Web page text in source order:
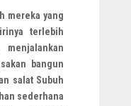
mereka yang
terlebih
bangun
salat Subuh
sederhana